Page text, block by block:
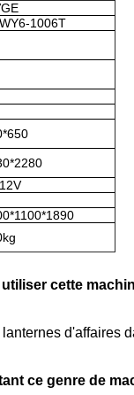
1006T
cette
d'affaires
ce genre de